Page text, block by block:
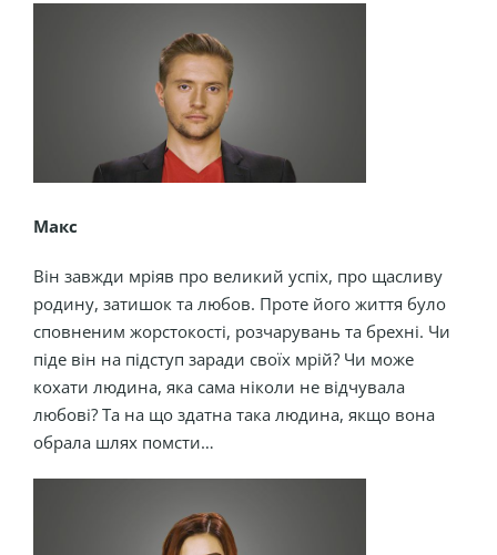
Макс
Він завжди мріяв про великий успіх, про щасливу
родину, затишок та любов. Проте його життя було
сповненим жорстокості, розчарувань та брехні. Чи
піде він на підступ заради своїх мрій? Чи може
кохати людина, яка сама ніколи не відчувала
любові? Та на що здатна така людина, якщо вона
обрала шлях помсти…